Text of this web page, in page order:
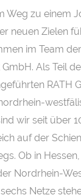
Weg zu einem
neuen Zielen
im Team
Als Teil
RATH
wir seit über
auf der
Ob in
Nordrhein-
Netze